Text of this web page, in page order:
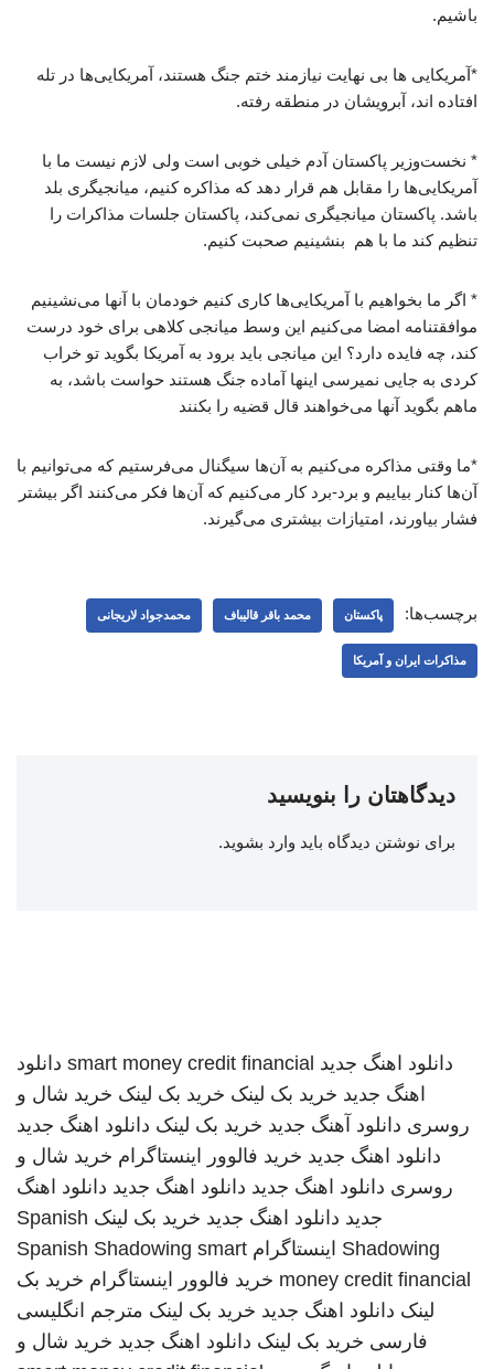
باشیم.
*آمریکایی ها بی نهایت نیازمند ختم جنگ هستند، آمریکایی‌ها در تله
افتاده اند، آبرویشان در منطقه رفته.
* نخست‌وزیر پاکستان آدم خیلی خوبی است ولی لازم نیست ما با
آمریکایی‌ها را مقابل هم قرار دهد که مذاکره کنیم، میانجیگری بلد
باشد. پاکستان میانجیگری نمی‌کند، پاکستان جلسات مذاکرات را
تنظیم کند ما با هم بنشینیم صحبت کنیم.
* اگر ما بخواهیم با آمریکایی‌ها کاری کنیم خودمان با آنها می‌نشینیم
موافقتنامه امضا می‌کنیم این وسط میانجی کلاهی برای خود درست
کند، چه فایده دارد؟ این میانجی باید برود به آمریکا بگوید تو خراب
کردی به جایی نمیرسی اینها آماده جنگ هستند حواست باشد، به
ماهم بگوید آنها می‌خواهند قال قضیه را بکنند
*ما وقتی مذاکره می‌کنیم به آن‌ها سیگنال می‌فرستیم که می‌توانیم با
آن‌ها کنار بیاییم و برد-برد کار می‌کنیم که آن‌ها فکر می‌کنند اگر بیشتر
فشار بیاورند، امتیازات بیشتری می‌گیرند.
برچسب‌ها: پاکستان محمد باقر قالیباف محمدجواد لاریجانی
مذاکرات ایران و آمریکا
دیدگاهتان را بنویسید
برای نوشتن دیدگاه باید وارد بشوید.
دانلود اهنگ جدید smart money credit financial دانلود
اهنگ جدید خرید بک لینک خرید بک لینک خرید شال و
روسری دانلود آهنگ جدید خرید بک لینک دانلود اهنگ جدید
دانلود اهنگ جدید خرید فالوور اینستاگرام خرید شال و
روسری دانلود اهنگ جدید دانلود اهنگ جدید دانلود اهنگ
جدید دانلود اهنگ جدید خرید بک لینک Spanish
Shadowing اینستاگرام Spanish Shadowing smart
money credit financial خرید فالوور اینستاگرام خرید بک
لینک دانلود اهنگ جدید خرید بک لینک مترجم انگلیسی
فارسی خرید بک لینک دانلود اهنگ جدید خرید شال و